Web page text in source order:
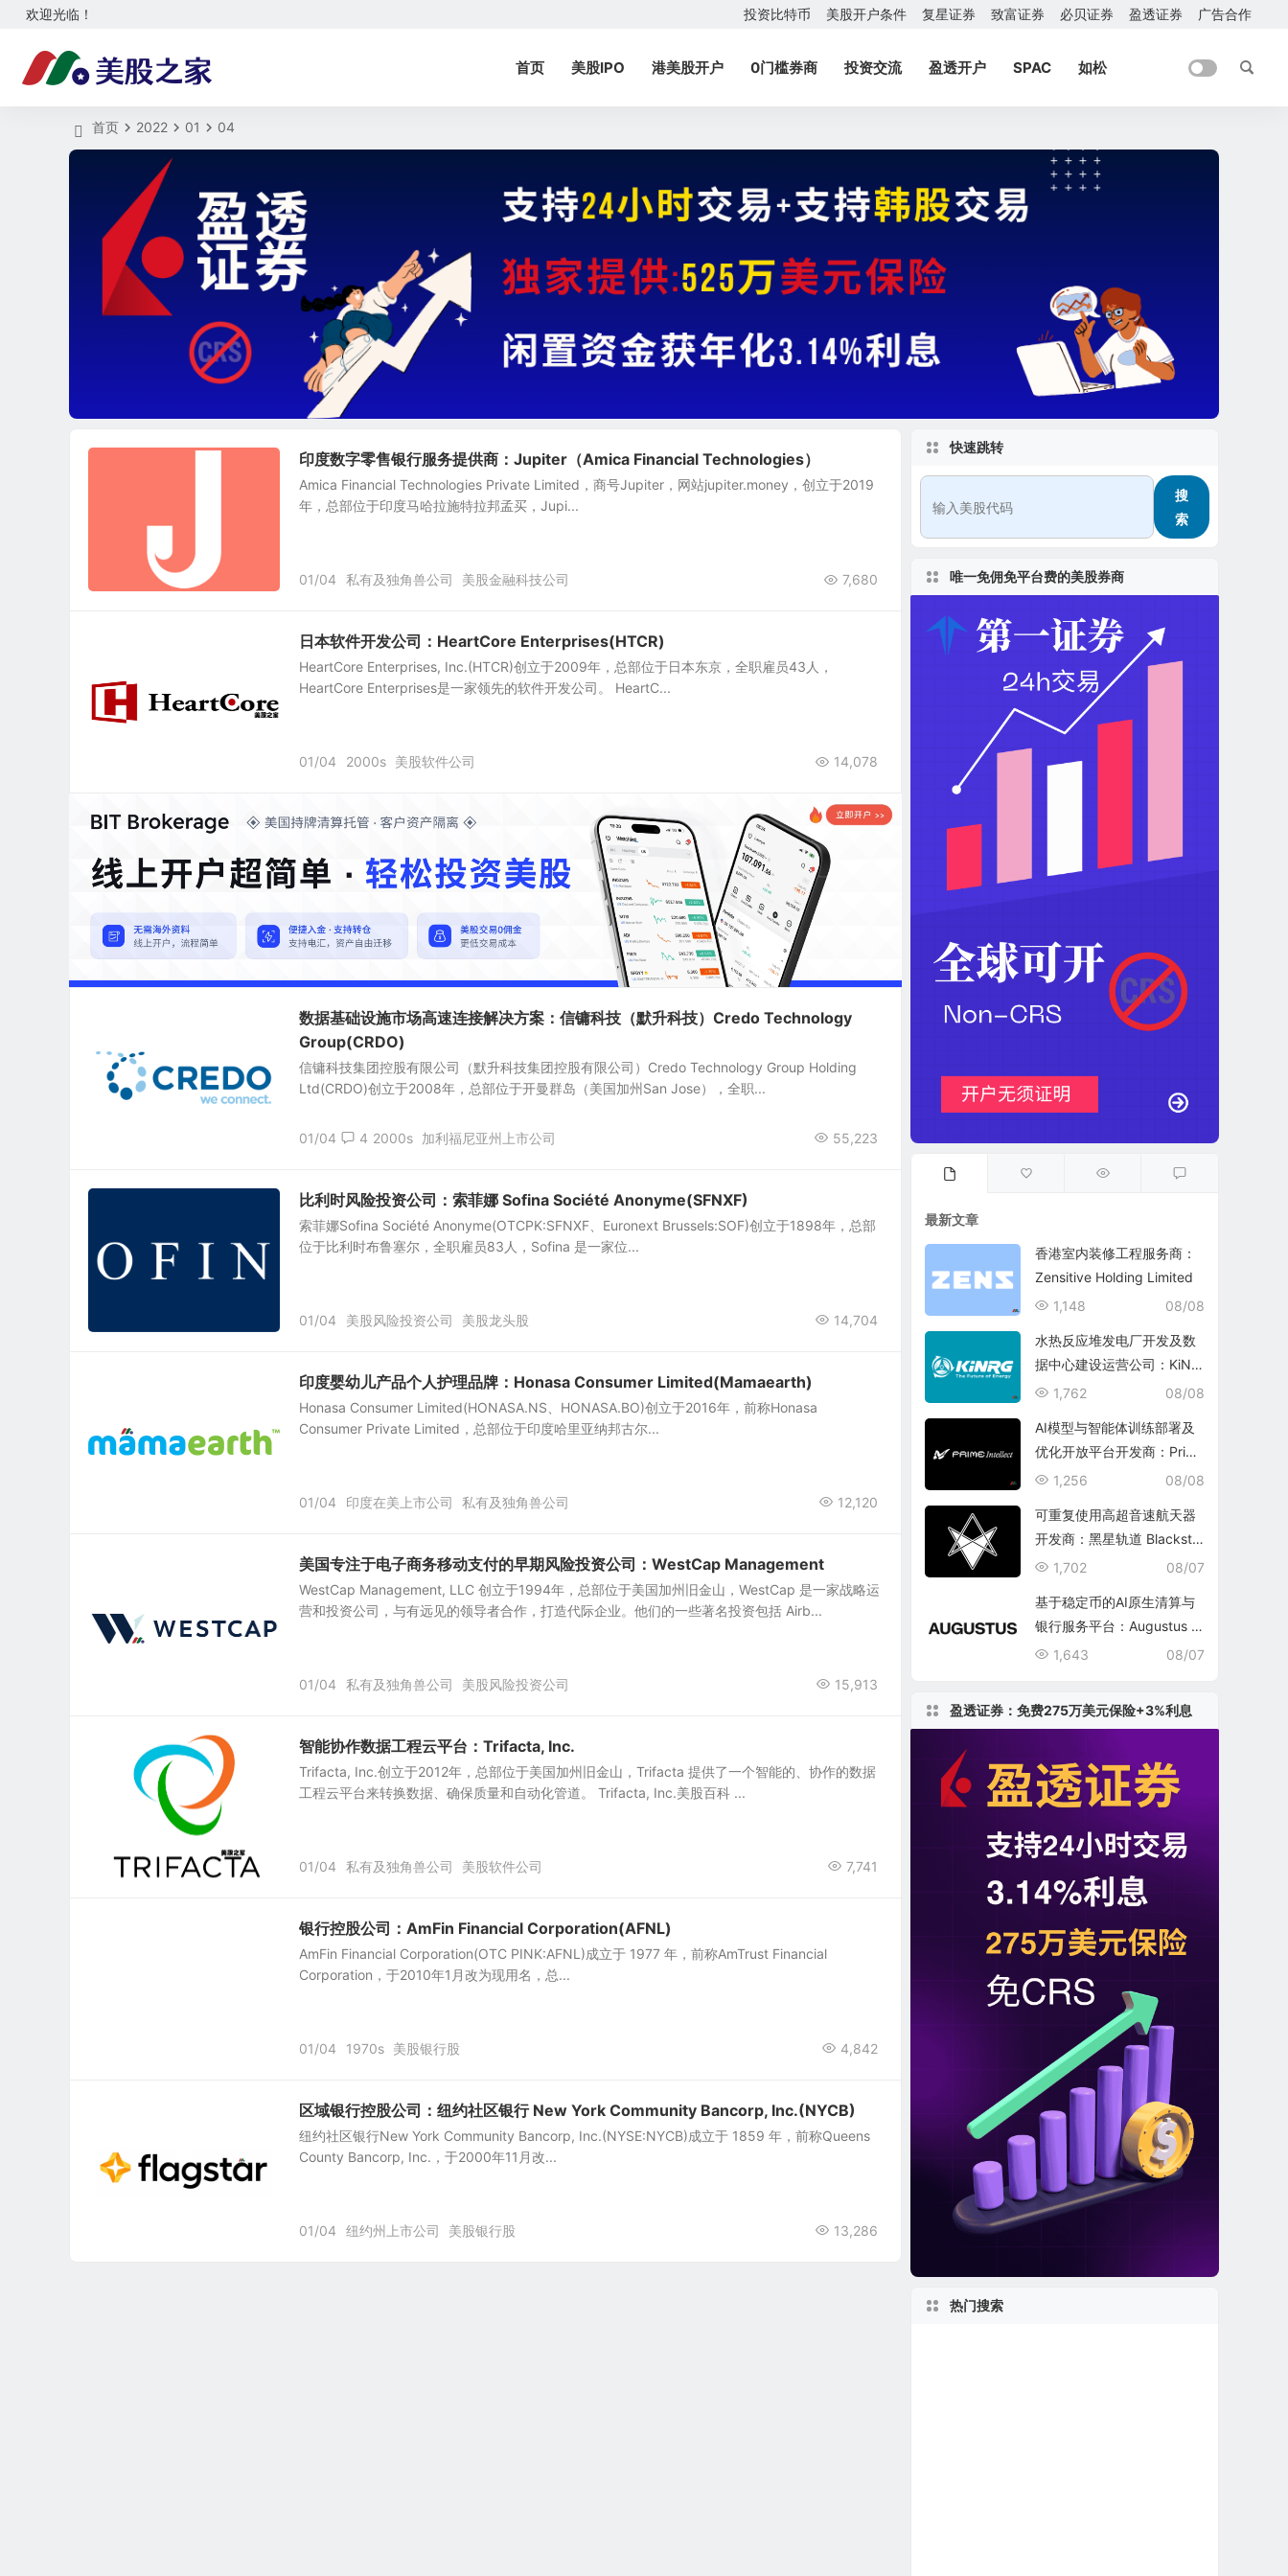
欢迎光临！ 投资比特币 美股开户条件 复星证券 致富证券 必贝证券 盈透证券 广告合作
首页 美股IPO 港美股开户 0门槛券商 投资交流 盈透开户 SPAC 如松
首页 2022 01 04
印度数字零售银行服务提供商：Jupiter（Amica Financial Technologies）
Amica Financial Technologies Private Limited，商号Jupiter，网站jupiter.money，创立于2019
年，总部位于印度马哈拉施特拉邦孟买，Jupi...
01/04 7,680
私有及独角兽公司 美股金融科技公司
日本软件开发公司：HeartCore Enterprises(HTCR)
HeartCore Enterprises, Inc.(HTCR)创立于2009年，总部位于日本东京，全职雇员43人，
HeartCore Enterprises是一家领先的软件开发公司。 HeartC...
01/04 14,078
2000s 美股软件公司
数据基础设施市场高速连接解决方案：信镛科技（默升科技）Credo Technology
Group(CRDO)
信镛科技集团控股有限公司（默升科技集团控股有限公司）Credo Technology Group Holding
Ltd(CRDO)创立于2008年，总部位于开曼群岛（美国加州San Jose），全职...
01/04 55,223
4 2000s 加利福尼亚州上市公司
比利时风险投资公司：索菲娜 Sofina Société Anonyme(SFNXF)
索菲娜Sofina Société Anonyme(OTCPK:SFNXF、Euronext Brussels:SOF)创立于1898年，总部
位于比利时布鲁塞尔，全职雇员83人，Sofina 是一家位...
01/04 14,704
美股风险投资公司 美股龙头股
印度婴幼儿产品个人护理品牌：Honasa Consumer Limited(Mamaearth)
Honasa Consumer Limited(HONASA.NS、HONASA.BO)创立于2016年，前称Honasa
Consumer Private Limited，总部位于印度哈里亚纳邦古尔...
01/04 12,120
印度在美上市公司 私有及独角兽公司
美国专注于电子商务移动支付的早期风险投资公司：WestCap Management
WestCap Management, LLC 创立于1994年，总部位于美国加州旧金山，WestCap 是一家战略运
营和投资公司，与有远见的领导者合作，打造代际企业。他们的一些著名投资包括 Airb...
01/04 15,913
私有及独角兽公司 美股风险投资公司
智能协作数据工程云平台：Trifacta, Inc.
Trifacta, Inc.创立于2012年，总部位于美国加州旧金山，Trifacta 提供了一个智能的、协作的数据
工程云平台来转换数据、确保质量和自动化管道。 Trifacta, Inc.美股百科 ...
01/04 7,741
私有及独角兽公司 美股软件公司
银行控股公司：AmFin Financial Corporation(AFNL)
AmFin Financial Corporation(OTC PINK:AFNL)成立于 1977 年，前称AmTrust Financial
Corporation，于2010年1月改为现用名，总...
01/04 4,842
1970s 美股银行股
区域银行控股公司：纽约社区银行 New York Community Bancorp, Inc.(NYCB)
纽约社区银行New York Community Bancorp, Inc.(NYSE:NYCB)成立于 1859 年，前称Queens
County Bancorp, Inc.，于2000年11月改...
01/04 13,286
纽约州上市公司 美股银行股
快速跳转
搜
索
唯一免佣免平台费的美股券商
最新文章
香港室内装修工程服务商：
Zensitive Holding Limited
08/08
1,148
水热反应堆发电厂开发及数
据中心建设运营公司：KiNR
G, Inc.
08/08
1,762
AI模型与智能体训练部署及
优化开放平台开发商：Prim
e Intellect, Inc.
08/08
1,256
可重复使用高超音速航天器
开发商：黑星轨道 Blacksta
r Orbital Corporation
08/07
1,702
基于稳定币的AI原生清算与
银行服务平台：Augustus In
ternational Inc.
08/07
1,643
盈透证券：免费275万美元保险+3%利息
热门搜索